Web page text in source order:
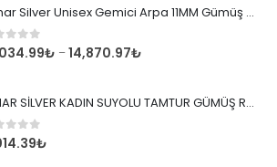
Omar Silver Unisex Gemici Arpa 11MM Gümüş Kolye Zincir
of 5
₺ –14,870.97₺
OMAR SİLVER KADIN SUYOLU TAMTUR GÜMÜŞ ROSE YÜZÜK SU YOLU TAMTUR YÜZÜK Omr8149
of 5
₺